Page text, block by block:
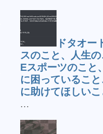
ドタオー
スのこと、人生の
Eスポーツのこと
に困っているこ
に助けてほしいこ
...